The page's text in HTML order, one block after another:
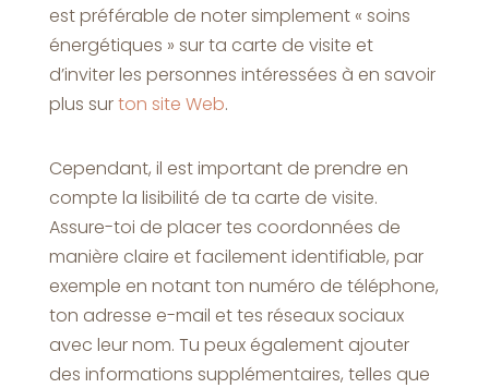
est préférable de noter simplement « soins
énergétiques » sur ta carte de visite et
d’inviter les personnes intéressées à en savoir
plus surton site Web.
Cependant, il est important de prendre en
compte la lisibilité de ta carte de visite.
Assure-toi de placer tes coordonnées de
manière claire et facilement identifiable, par
exemple en notant ton numéro de téléphone,
ton adresse e-mail et tes réseaux sociaux
avec leur nom. Tu peux également ajouter
des informations supplémentaires, telles que